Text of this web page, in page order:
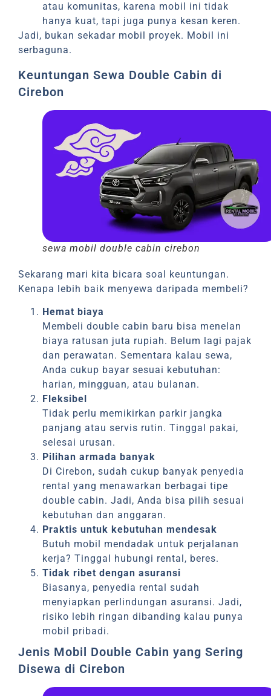
atau komunitas, karena mobil ini tidak
hanya kuat, tapi juga punya kesan keren.
Jadi, bukan sekadar mobil proyek. Mobil ini
serbaguna.
Keuntungan Sewa Double Cabin di
Cirebon
sewa mobil double cabin cirebon
Sekarang mari kita bicara soal keuntungan.
Kenapa lebih baik menyewa daripada membeli?
Hemat biaya
Membeli double cabin baru bisa menelan
biaya ratusan juta rupiah. Belum lagi pajak
dan perawatan. Sementara kalau sewa,
Anda cukup bayar sesuai kebutuhan:
harian, mingguan, atau bulanan.
Fleksibel
Tidak perlu memikirkan parkir jangka
panjang atau servis rutin. Tinggal pakai,
selesai urusan.
Pilihan armada banyak
Di Cirebon, sudah cukup banyak penyedia
rental yang menawarkan berbagai tipe
double cabin. Jadi, Anda bisa pilih sesuai
kebutuhan dan anggaran.
Praktis untuk kebutuhan mendesak
Butuh mobil mendadak untuk perjalanan
kerja? Tinggal hubungi rental, beres.
Tidak ribet dengan asuransi
Biasanya, penyedia rental sudah
menyiapkan perlindungan asuransi. Jadi,
risiko lebih ringan dibanding kalau punya
mobil pribadi.
Jenis Mobil Double Cabin yang Sering
Disewa di Cirebon